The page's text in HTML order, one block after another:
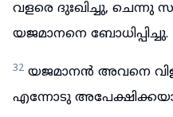
വളരെ ദുഃഖിച്ചു, ചെന്നു
യജമാനനെ ബോധിപ്പിച്ചു.
32 യജമാനൻ അവനെ
എന്നോടു